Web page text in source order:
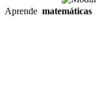
Aprende matemáticas